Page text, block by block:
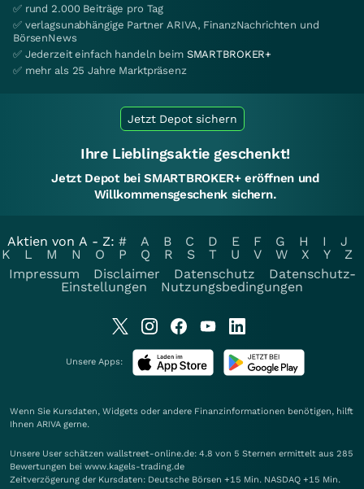
✅ rund 2.000 Beiträge pro Tag
✅ verlagsunabhängige Partner ARIVA, FinanzNachrichten und
BörsenNews
✅ Jederzeit einfach handeln beim SMARTBROKER+
✅ mehr als 25 Jahre Marktpräsenz
Jetzt Depot sichern
Ihre Lieblingsaktie geschenkt!
Jetzt Depot bei SMARTBROKER+ eröffnen und
Willkommensgeschenk sichern.
Aktien von A - Z: # A B C D E F G H I
J
K
L M N O P Q R S T U V W X Y
Z
Impressum
Disclaimer Datenschutz
Datenschutz-
Einstellungen
Nutzungsbedingungen
Unsere Apps:
Wenn Sie Kursdaten, Widgets oder andere Finanzinformationen benötigen, hilft
Ihnen ARIVA gerne.
Unsere User schätzen wallstreet-online.de: 4.8 von 5 Sternen ermittelt aus 285
Bewertungen bei www.kagels-trading.de
Zeitverzögerung der Kursdaten: Deutsche Börsen +15 Min. NASDAQ +15 Min.